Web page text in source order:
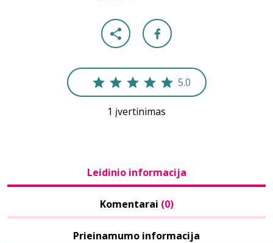
5.0
1 įvertinimas
Leidinio informacija
Komentarai (0)
Prieinamumo informacija